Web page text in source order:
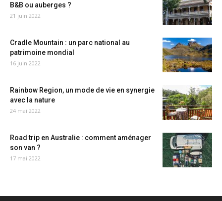
B&B ou auberges ?
21 juin 2022
Cradle Mountain : un parc national au
patrimoine mondial
16 juin 2022
Rainbow Region, un mode de vie en synergie
avec la nature
24 mai 2022
Road trip en Australie : comment aménager
son van ?
17 mai 2022